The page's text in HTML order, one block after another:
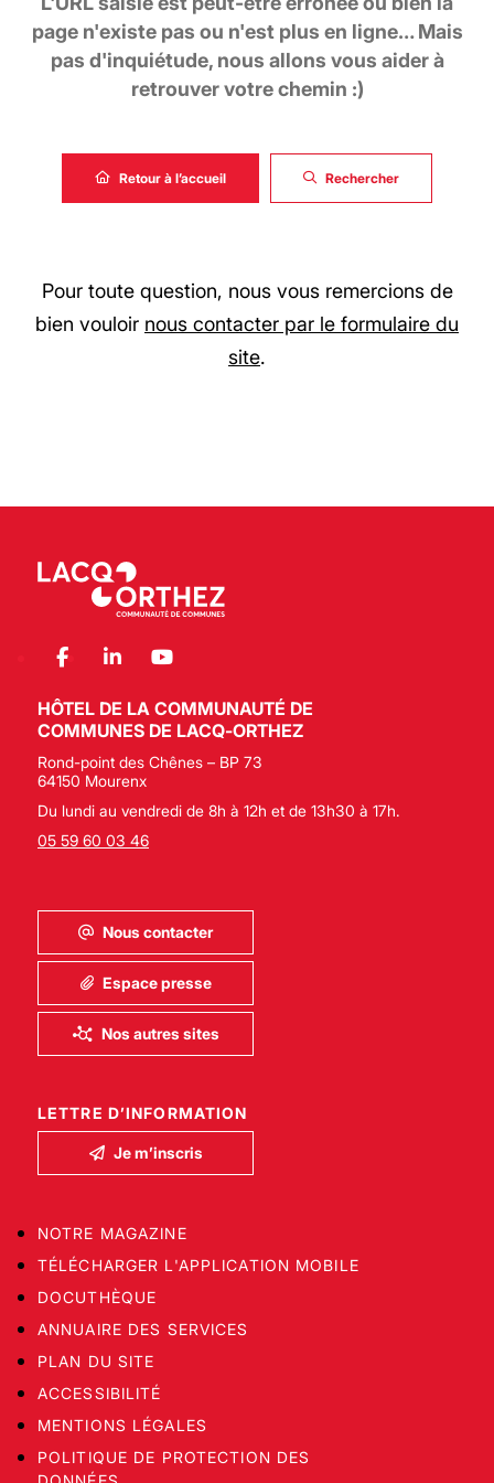
page n'existe pas ou n'est plus en ligne… Mais
pas d'inquiétude, nous allons vous aider à
retrouver votre chemin :)
Retour à l’accueil Rechercher
Pour toute question, nous vous remercions de
bien vouloir nous contacter par le formulaire du
site.
HÔTEL DE LA COMMUNAUTÉ DE
COMMUNES DE LACQ-ORTHEZ
Rond-point des Chênes – BP 73
64150 Mourenx
Du lundi au vendredi de 8h à 12h et de 13h30 à 17h.
05 59 60 03 46
Nous contacter
Espace presse
Nos autres sites
LETTRE D’INFORMATION
Je m’inscris
NOTRE MAGAZINE
TÉLÉCHARGER L'APPLICATION MOBILE
DOCUTHÈQUE
ANNUAIRE DES SERVICES
PLAN DU SITE
ACCESSIBILITÉ
MENTIONS LÉGALES
POLITIQUE DE PROTECTION DES